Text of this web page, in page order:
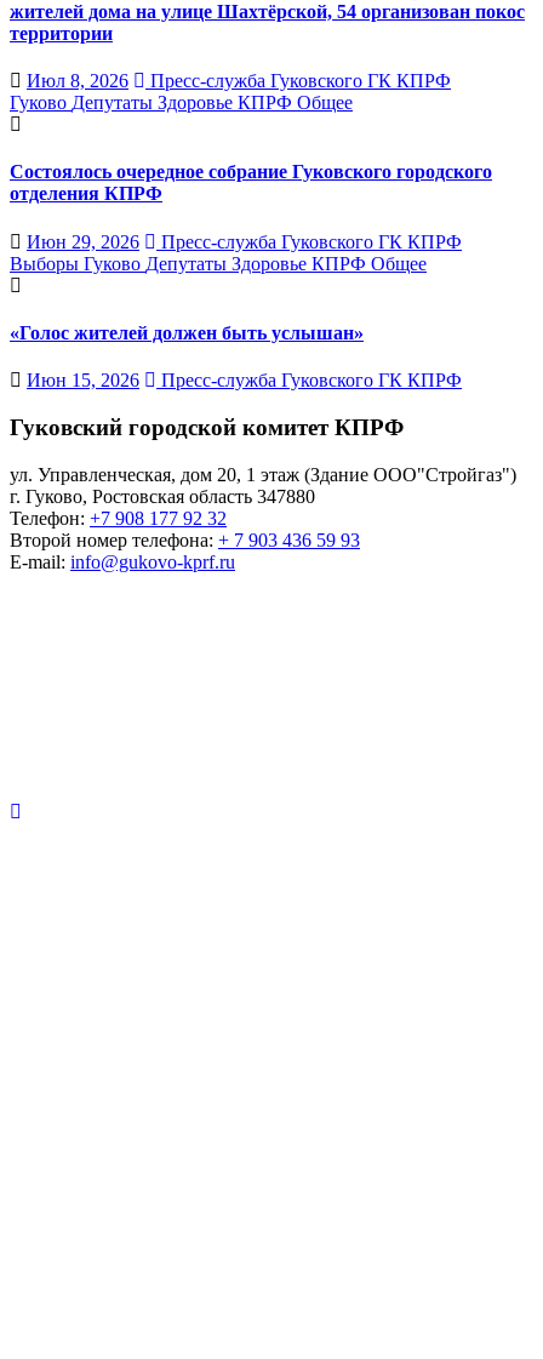
жителей дома на улице Шахтёрской, 54 организован покос
территории
Июл 8, 2026
Пресс-служба Гуковского ГК КПРФ
Гуково Депутаты Здоровье КПРФ Общее
Состоялось очередное собрание Гуковского городского
отделения КПРФ
Июн 29, 2026
Пресс-служба Гуковского ГК КПРФ
Выборы Гуково Депутаты Здоровье КПРФ Общее
«Голос жителей должен быть услышан»
Июн 15, 2026 Пресс-служба Гуковского ГК КПРФ
Гуковский городской комитет КПРФ
ул. Управленческая, дом 20, 1 этаж (Здание ООО"Стройгаз")
г. Гуково, Ростовская область 347880
Телефон: +7 908 177 92 32
Второй номер телефона: + 7 903 436 59 93
E-mail: info@gukovo-kprf.ru